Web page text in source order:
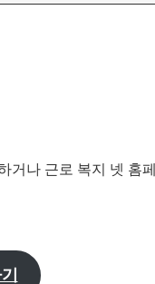
나 근로 복지 넷 홈